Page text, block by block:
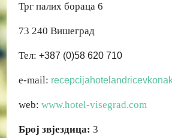
Трг палих бораца 6
73 240 Вишеград
Тел: +387 (0)58 620 710
e-mail:
web: www.hotel-visegrad.com
Број звјездица: 3